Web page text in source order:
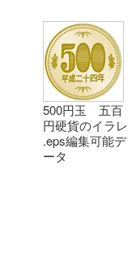
500円玉 五百
円硬貨のイラレ
.eps編集可能デ
ータ